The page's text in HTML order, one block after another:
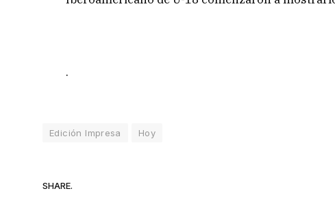
.
Edición Impresa Hoy
SHARE.